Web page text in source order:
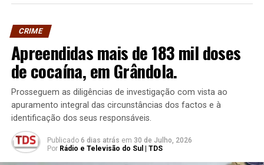
CRIME
Apreendidas mais de 183 mil doses
de cocaína, em Grândola.
Prosseguem as diligências de investigação com vista ao
apuramento integral das circunstâncias dos factos e à
identificação dos seus responsáveis.
Publicado 6 dias atrás em 30 de Julho, 2026
Por Rádio e Televisão do Sul | TDS